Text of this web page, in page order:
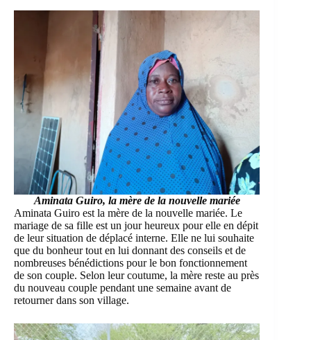
Aminata Guiro, la mère de la nouvelle mariée
Aminata Guiro est la mère de la nouvelle mariée. Le
mariage de sa fille est un jour heureux pour elle en dépit
de leur situation de déplacé interne. Elle ne lui souhaite
que du bonheur tout en lui donnant des conseils et de
nombreuses bénédictions pour le bon fonctionnement
de son couple. Selon leur coutume, la mère reste au près
du nouveau couple pendant une semaine avant de
retourner dans son village.